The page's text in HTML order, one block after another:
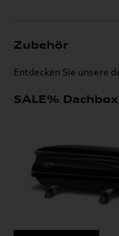
Zubehör
Entdecken Sie unsere
SALE%